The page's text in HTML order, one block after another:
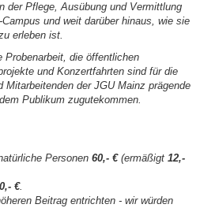
der Pflege, Ausübung und Vermittlung
und weit darüber hinaus, wie sie
erleben ist.
Probenarbeit, die öffentlichen
und Konzertfahrten sind für die
Mitarbei­tenden der JGU Mainz prägende
Publikum zugutekommen.
Personen 60,- € (ermäßigt 12,-
€.
Beitrag entrichten - wir würden